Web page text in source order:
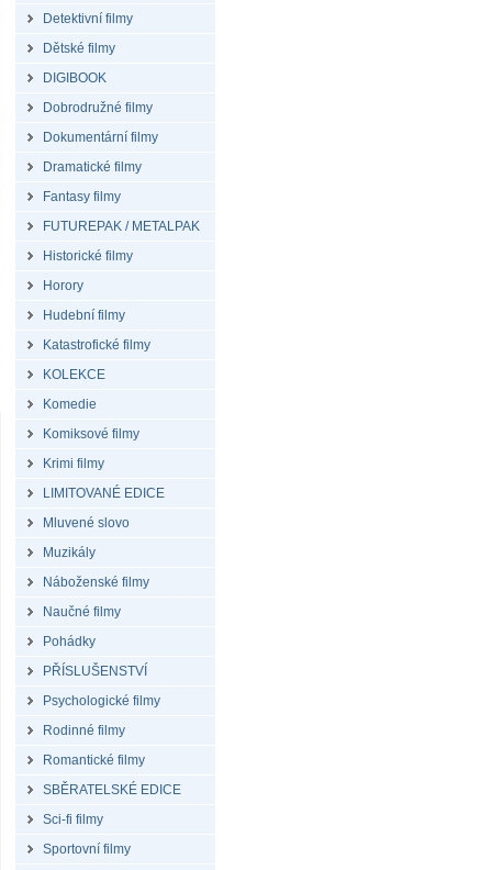
Detektivní filmy
Dětské filmy
DIGIBOOK
Dobrodružné filmy
Dokumentární filmy
Dramatické filmy
Fantasy filmy
FUTUREPAK / METALPAK
Historické filmy
Horory
Hudební filmy
Katastrofické filmy
KOLEKCE
Komedie
Komiksové filmy
Krimi filmy
LIMITOVANÉ EDICE
Mluvené slovo
Muzikály
Náboženské filmy
Naučné filmy
Pohádky
PŘÍSLUŠENSTVÍ
Psychologické filmy
Rodinné filmy
Romantické filmy
SBĚRATELSKÉ EDICE
Sci-fi filmy
Sportovní filmy